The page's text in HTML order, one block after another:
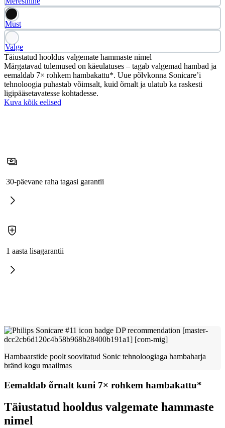
Must
Valge
Täiustatud hooldus valgemate hammaste nimel
Märgatavad tulemused on käeulatuses – tagab valgemad hambad ja
eemaldab 7× rohkem hambakattu*. Uue põlvkonna Sonicare’i
tehnoloogia puhastab võimsalt, kuid õrnalt ja ulatub ka raskesti
ligipääsetavatesse kohtadesse.
Kuva kõik eelised
30-päevane raha tagasi garantii
1 aasta lisagarantii
Hambaarstide poolt soovitatud Sonic tehnoloogiaga hambaharja
bränd kogu maailmas
Eemaldab õrnalt kuni 7× rohkem hambakattu*
Täiustatud hooldus valgemate hammaste
nimel